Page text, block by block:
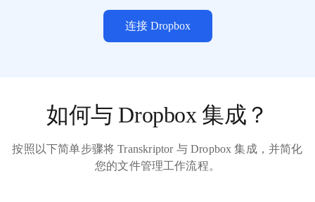
连接 Dropbox
如何与 Dropbox 集成？
按照以下简单步骤将 Transkriptor 与 Dropbox 集成，并简化
您的文件管理工作流程。